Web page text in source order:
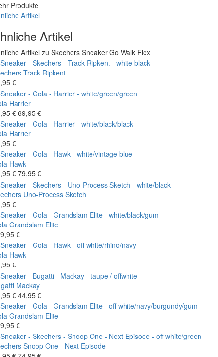
Produkte
Artikel
Artikel
Artikel zu Skechers Sneaker Go Walk Flex
Track-Ripkent
€
Harrier
€ 69,95 €
Harrier
€
Hawk
€ 79,95 €
Uno-Process Sketch
€
Grandslam Elite
€
Hawk
€
Mackay
€ 44,95 €
Grandslam Elite
€
Snoop One - Next Episode